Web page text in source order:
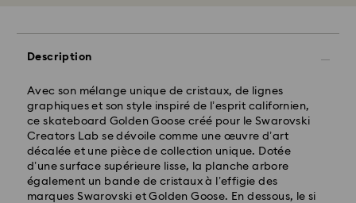
Description
Avec son mélange unique de cristaux, de lignes
graphiques et son style inspiré de l’esprit californien,
ce skateboard Golden Goose créé pour le Swarovski
Creators Lab se dévoile comme une œuvre d’art
décalée et une pièce de collection unique. Dotée
d’une surface supérieure lisse, la planche arbore
également un bande de cristaux à l’effigie des
marques Swarovski et Golden Goose. En dessous, le si
Livraison standard - GLS
Les commandes passées du lundi au vendredi avant
17:00 HEC seront traitées et envoyées le jour ouvrable
même
Délai de livraison standard: 2-3 jours ouvrables après
traitement et envoi
Frais de livraison standard: EUR 6.95
Livraison standard offerte à partir de : EUR 99